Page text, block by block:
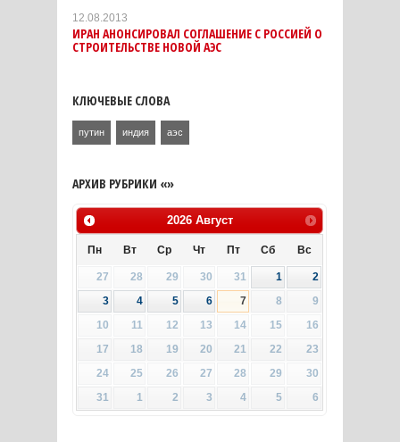
12.08.2013
ИРАН АНОНСИРОВАЛ СОГЛАШЕНИЕ С РОССИЕЙ О
СТРОИТЕЛЬСТВЕ НОВОЙ АЭС
КЛЮЧЕВЫЕ СЛОВА
путин индия аэс
АРХИВ РУБРИКИ «»
2026 Август
Пн Вт Ср Чт Пт Сб Вс
27 28 29 30 31 1
2
3
4 5 6 7 8
9
10
11 12 13 14 15
16
17
18 19 20 21 22
23
24
25 26 27 28 29
30
31
1 2 3 4 5 6